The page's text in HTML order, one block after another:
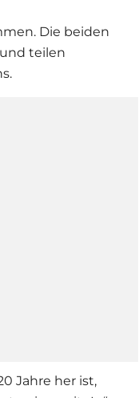
Die beiden
teilen
Jahre her ist,